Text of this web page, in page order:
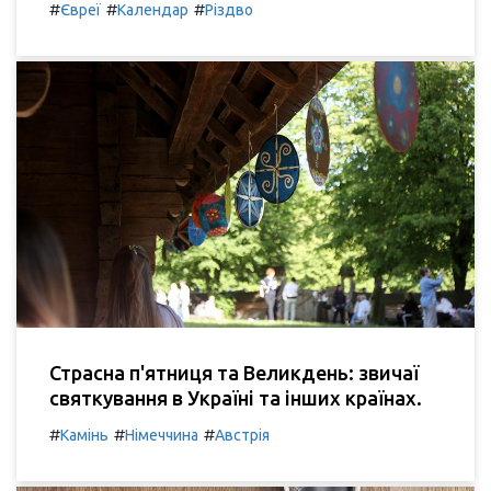
#Євреї #Календар #Різдво
Страсна п'ятниця та Великдень: звичаї
святкування в Україні та інших країнах.
#Камінь #Німеччина #Австрія